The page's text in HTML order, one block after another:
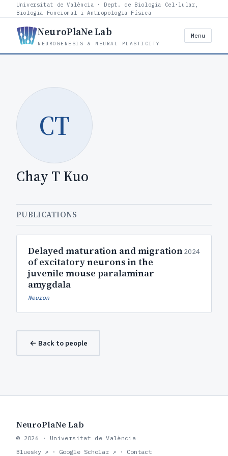
Universitat de València · Dept. de Biologia Cel·lular,
Biologia Funcional i Antropologia Física
NeuroPlaNe Lab
NEUROGENESIS & NEURAL PLASTICITY
Menu
CT
Chay T Kuo
PUBLICATIONS
Delayed maturation and migration
of excitatory neurons in the
juvenile mouse paralaminar
amygdala
2024
Neuron
← Back to people
NeuroPlaNe Lab
© 2026 · Universitat de València
Bluesky ↗ · Google Scholar ↗ · Contact